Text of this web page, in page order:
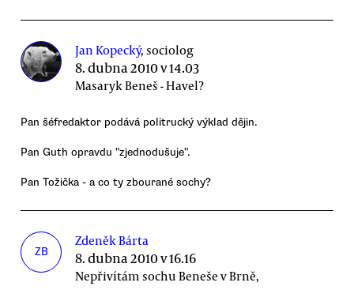
Jan Kopecký, sociolog
8. dubna 2010 v 14.03
Masaryk Beneš - Havel?
Pan šéfredaktor podává politrucký výklad dějin.
Pan Guth opravdu "zjednodušuje".
Pan Tožička - a co ty zbourané sochy?
ZB
Zdeněk Bárta
8. dubna 2010 v 16.16
Nepřivítám sochu Beneše v Brně,